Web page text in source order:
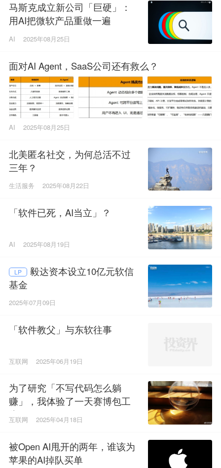
马斯克成立新公司「巨硬」：
用AI把微软产品重做一遍
AI 2025年08月25日
面对AI Agent，SaaS公司还有救么？
AI 2025年08月25日
北美匿名社交，为何总活不过
三年？
生活服务 2025年08月22日
「软件已死，AI当立」？
AI 2025年08月19日
LP
毅达资本设立10亿元软信
基金
2025年07月09日
「软件教父」与东软往事
互联网 2025年06月19日
为了研究「不写代码怎么躺
赚」，我体验了一天赛博包工
头
互联网 2025年04月18日
被Open AI甩开的两年，谁该为
苹果的AI掉队买单